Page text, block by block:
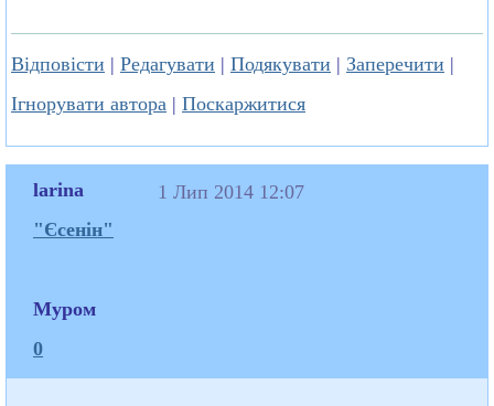
Відповісти | Редагувати | Подякувати | Заперечити |
Ігнорувати автора | Поскаржитися
larina
"Єсенін"
Муром
0
1 Лип 2014 12:07